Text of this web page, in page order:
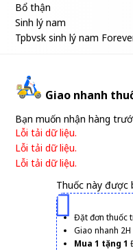
Bổ thận
Sinh lý nam
Tpbvsk sinh lý nam
Giao nhanh
Bạn muốn nhận hàng
Lỗi tải dữ liệu.
Lỗi tải dữ liệu.
Lỗi tải dữ liệu.
Thuốc này được
Đặt đơn thuốc
Giao nhanh
Mua 1 tặng 1